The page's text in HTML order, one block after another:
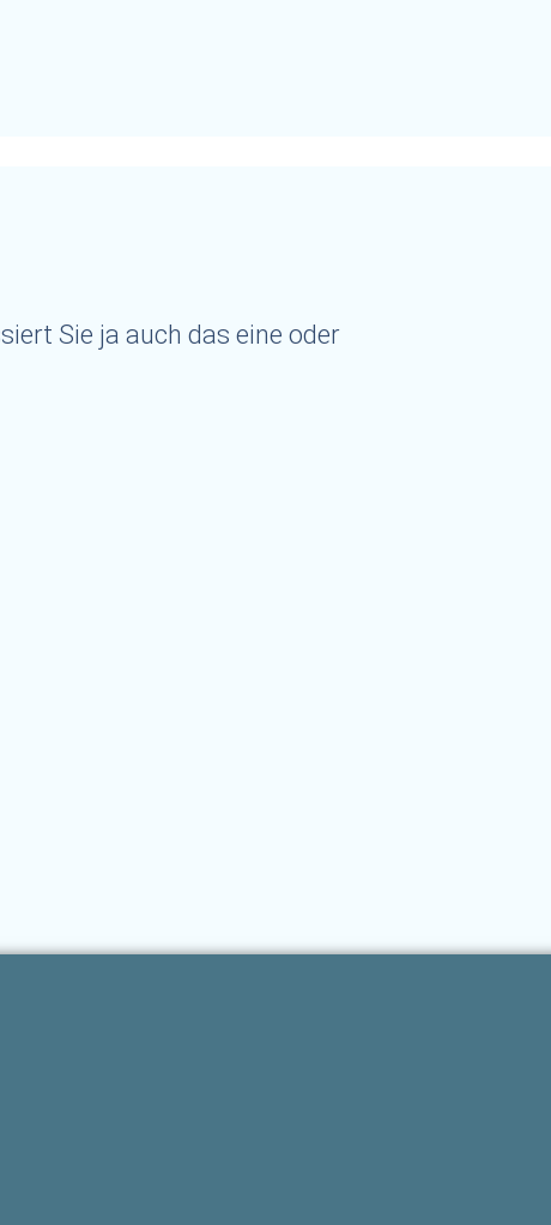
Sie ja auch das eine oder